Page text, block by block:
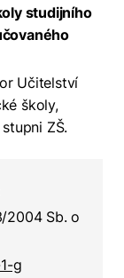
studijního
Učitelství
školy,
ZŠ.
2004 Sb. o
g